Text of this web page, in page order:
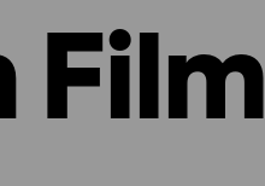
Film